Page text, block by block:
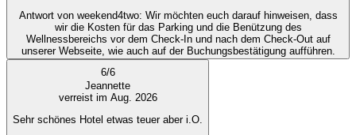
Antwort von weekend4two: Wir möchten euch darauf hinweisen, dass
wir die Kosten für das Parking und die Benützung des
Wellnessbereichs vor dem Check-In und nach dem Check-Out auf
unserer Webseite, wie auch auf der Buchungsbestätigung aufführen.
6/6
Jeannette
verreist im Aug. 2026
Sehr schönes Hotel etwas teuer aber i.O.